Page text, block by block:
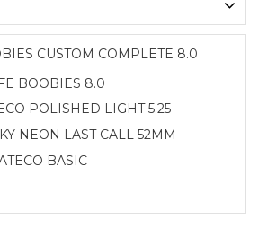
CUSTOM COMPLETE 8.0
BOOBIES 8.0
POLISHED LIGHT 5.25
NEON LAST CALL 52MM
BASIC